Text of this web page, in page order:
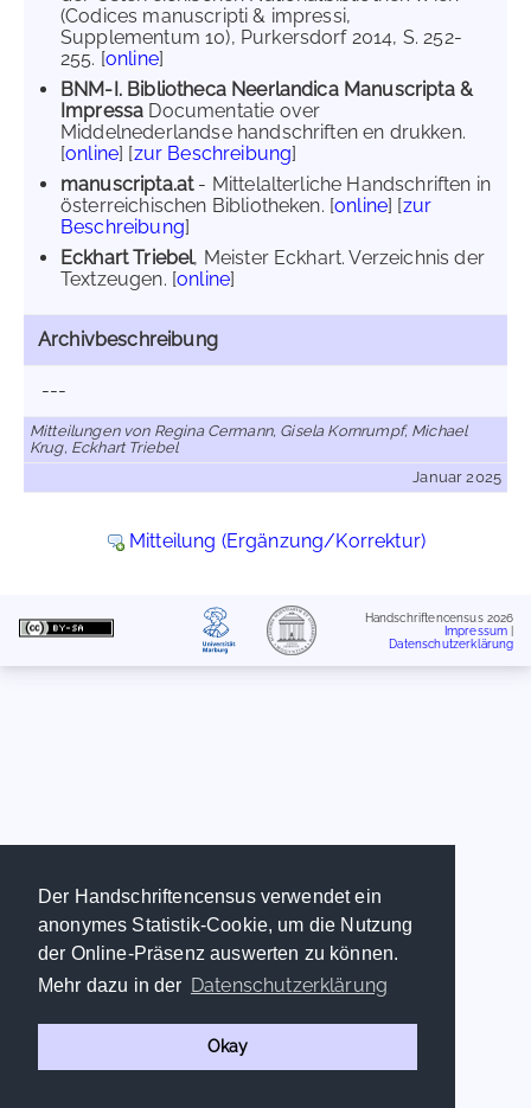
Der Handschriftencensus verwendet ein
anonymes Statistik-Cookie, um die Nutzung
der Online-Präsenz auswerten zu können.
Mehr dazu in der Datenschutzerklärung
Okay
(Codices manuscripti & impressi,
Supplementum 10), Purkersdorf 2014, S. 252-
255. [online]
BNM-I. Bibliotheca Neerlandica Manuscripta &
Impressa Documentatie over
Middelnederlandse handschriften en drukken.
[online] [zur Beschreibung]
manuscripta.at- Mittelalterliche Handschriften in
österreichischen Bibliotheken. [online] [zur
Beschreibung]
Eckhart Triebel, Meister Eckhart. Verzeichnis der
Textzeugen. [online]
Archivbeschreibung
---
Mitteilungen von Regina Cermann, Gisela Kornrumpf, Michael
Krug, Eckhart Triebel
Januar 2025
Mitteilung (Ergänzung/Korrektur)
Handschriftencensus 2026
Impressum
Datenschutzerklärung